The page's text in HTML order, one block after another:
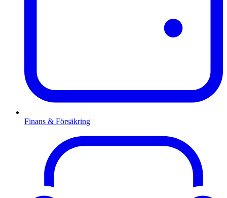
Finans & Försäkring